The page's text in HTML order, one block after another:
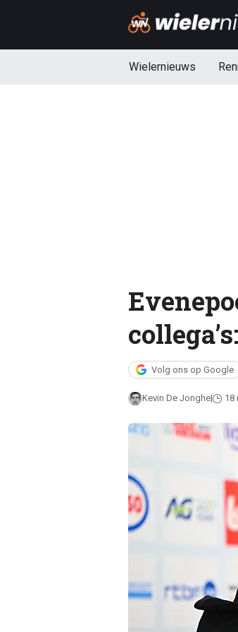
Wielernieuws
Volg ons op Google
Kevin De Jonghe 18